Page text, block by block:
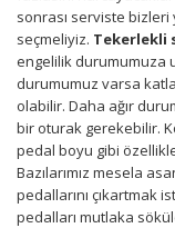
sonrası serviste bizleri
seçmeliyiz. Tekerlekli
engelilik durumumuza
durumumuz varsa
olabilir. Daha ağır
bir oturak gerekebilir.
pedal boyu gibi
Bazılarımız mesela
pedallarını çıkartmak
pedalları mutlaka